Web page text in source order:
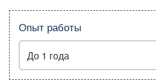
Опыт работы